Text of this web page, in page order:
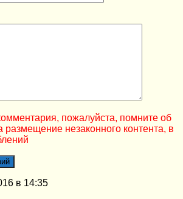
пожалуйста, помните об
размещение незаконного контента, в
в 14:35